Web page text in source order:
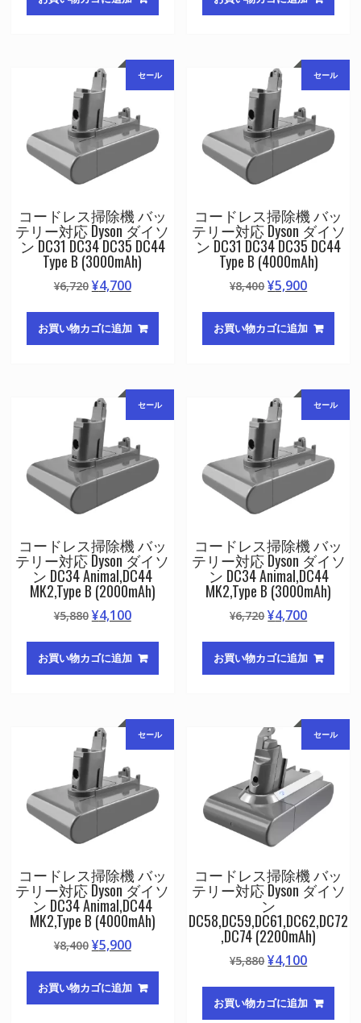
格
し
た。
価
¥5,900
で
格
し
た。
価
¥4,100
で
セール
コードレス掃除機 バッ
テリー対応 Dyson ダイソ
ン DC31 DC34 DC35 DC44
Type B (3000mAh)
¥6,720 元
価
格
し
た。
¥4,700現
の
価
¥4,700
で
お買い物カゴに追加
セール
コードレス掃除機 バッ
テリー対応 Dyson ダイソ
ン DC31 DC34 DC35 DC44
Type B (4000mAh)
¥8,400元
価
格
し
た。
¥5,900現
の
価
¥5,900
で
お買い物カゴに追加
セール
コードレス掃除機 バッ
テリー対応 Dyson ダイソ
ン DC34 Animal,DC44
MK2,Type B (2000mAh)
¥5,880 元
価
格
し
た。
¥4,100現
の
価
¥4,100
で
お買い物カゴに追加
セール
コードレス掃除機 バッ
テリー対応 Dyson ダイソ
ン DC34 Animal,DC44
MK2,Type B (3000mAh)
¥6,720元
価
格
し
た。
¥4,700現
の
価
¥4,700
で
お買い物カゴに追加
セール
コードレス掃除機 バッ
テリー対応 Dyson ダイソ
ン DC34 Animal,DC44
MK2,Type B (4000mAh)
¥8,400 元
価
格
¥5,900現
の
価
お買い物カゴに追加
セール
コードレス掃除機 バッ
テリー対応 Dyson ダイソ
ン
DC58,DC59,DC61,DC62,DC72
,DC74 (2200mAh)
¥5,880元
価
格
¥4,100現
の
価
お買い物カゴに追加